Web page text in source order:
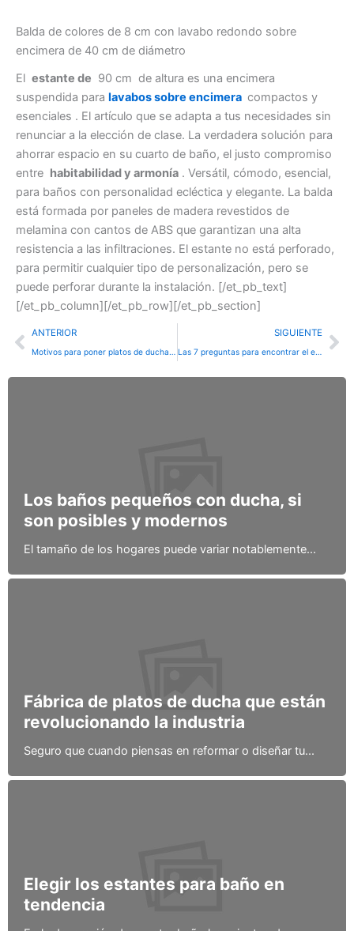
Balda de colores de 8 cm con lavabo redondo sobre
encimera de 40 cm de diámetro
El estante de 90 cm de altura es una encimera
suspendida para lavabos sobre encimera compactos y
esenciales . El artículo que se adapta a tus necesidades sin
renunciar a la elección de clase. La verdadera solución para
ahorrar espacio en su cuarto de baño, el justo compromiso
entre habitabilidad y armonía . Versátil, cómodo, esencial,
para baños con personalidad ecléctica y elegante. La balda
está formada por paneles de madera revestidos de
melamina con cantos de ABS que garantizan una alta
resistencia a las infiltraciones. El estante no está perforado,
para permitir cualquier tipo de personalización, pero se
puede perforar durante la instalación. [/et_pb_text]
[/et_pb_column][/et_pb_row][/et_pb_section]
Precedente
ANTERIOR
Motivos para poner platos de ducha de obra Rústicos
SIGUIENTE
Las 7 preguntas para encontrar el estilo de tu baño
Los baños pequeños con ducha, si
son posibles y modernos
El tamaño de los hogares puede variar notablemente...
Fábrica de platos de ducha que están
revolucionando la industria
Seguro que cuando piensas en reformar o diseñar tu...
Elegir los estantes para baño en
tendencia